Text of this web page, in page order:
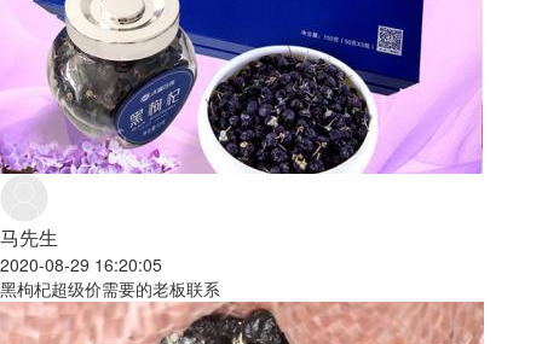
马先生
2020-08-29 16:20:05
黑枸杞超级价需要的老板联系